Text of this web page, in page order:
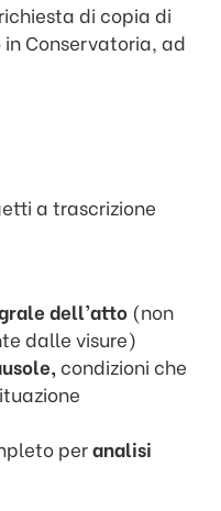
di copia di
Conservatoria, ad
a trascrizione
dell’atto (non
dalle visure)
condizioni che
peranalisi